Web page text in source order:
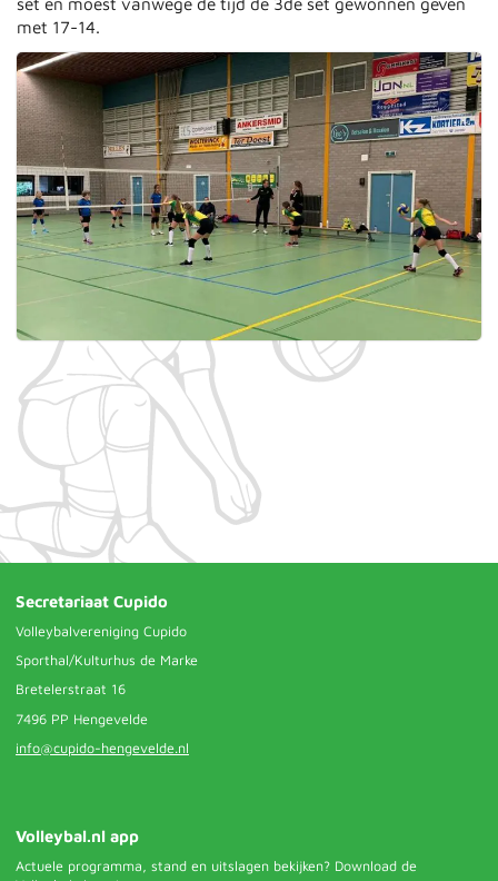
met 17-14.
Secretariaat Cupido
Volleybalvereniging Cupido
Sporthal/Kulturhus de Marke
Bretelerstraat 16
7496 PP Hengevelde
info@cupido-hengevelde.nl
Volleybal.nl app
Actuele programma, stand en uitslagen bekijken? Download de